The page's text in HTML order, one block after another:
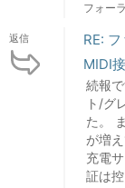
フォー
返信
RE:
MIDI
続報
ト/グ
た。
が増
充電
証は控